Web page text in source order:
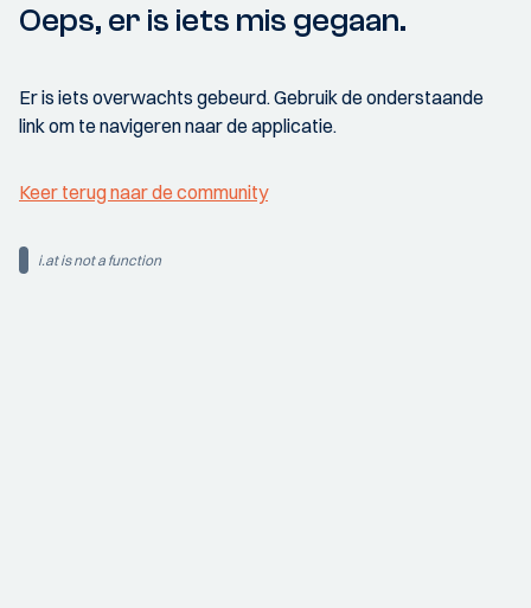
Oeps, er is iets mis gegaan.
Er is iets overwachts gebeurd. Gebruik de onderstaande
link om te navigeren naar de applicatie.
Keer terug naar de community
i.at is not a function